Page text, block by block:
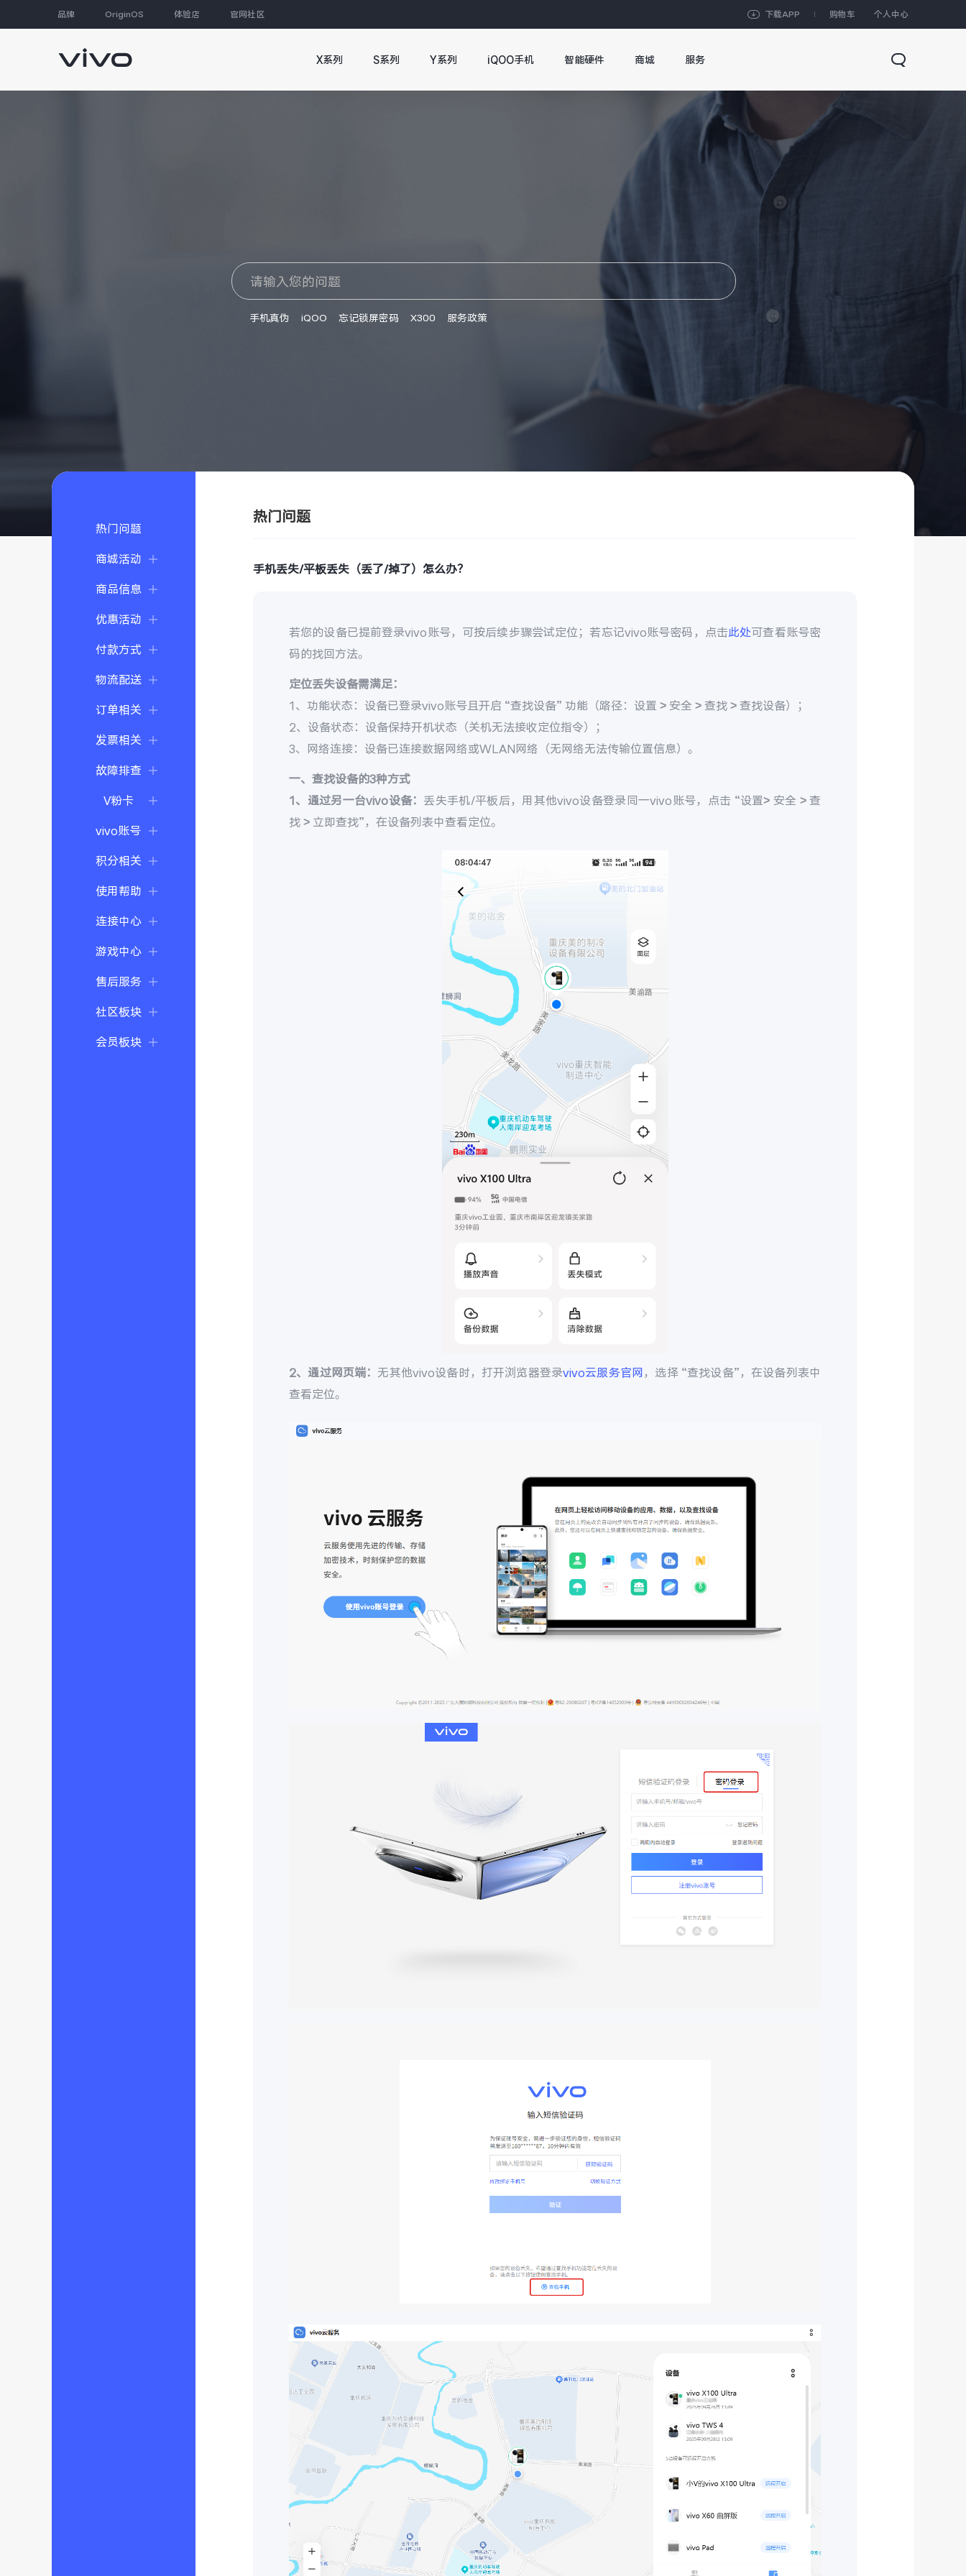
品牌 OriginOS 体验店 官网社区 下载APP 购物车 个人中心
X系列 S系列 Y系列 iQOO手机 智能硬件 商城 服务
手机真伪 iQOO 忘记锁屏密码 X300 服务政策
热门问题
商城活动
商品信息
优惠活动
付款方式
物流配送
订单相关
发票相关
故障排查
V粉卡
vivo账号
积分相关
使用帮助
连接中心
游戏中心
售后服务
社区板块
会员板块
热门问题
手机丢失/平板丢失（丢了/掉了）怎么办？
若您的设备已提前登录vivo账号，可按后续步骤尝试定位；若忘记vivo账号密码，点击此处可查看账号密
码的找回方法。
定位丢失设备需满足：
1、功能状态：设备已登录vivo账号且开启 “查找设备” 功能（路径：设置 > 安全 > 查找 > 查找设备）；
2、设备状态：设备保持开机状态（关机无法接收定位指令）；
3、网络连接：设备已连接数据网络或WLAN网络（无网络无法传输位置信息）。
一、查找设备的3种方式
1、通过另一台vivo设备： 丢失手机/平板后，用其他vivo设备登录同一vivo账号，点击 “设置> 安全 > 查
找 > 立即查找”，在设备列表中查看定位。
2、通过网页端： 无其他vivo设备时，打开浏览器登录vivo云服务官网 ，选择 “查找设备”，在设备列表中
查看定位。